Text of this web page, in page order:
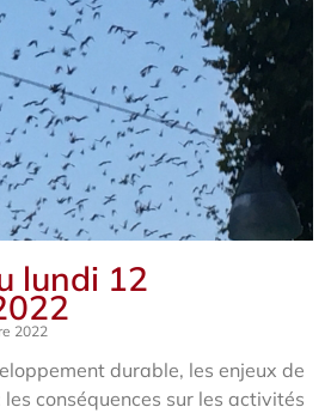
lundi 12
2022
durable, les enjeux de
conséquences sur les activités